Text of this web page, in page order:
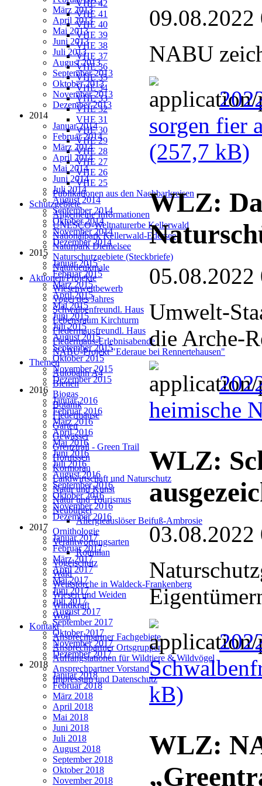
VHE 42
VHE 41
VHE 40
VHE 39
VHE 38
VHE 37
VHE 36
VHE 35
VHE 34
VHE 33
VHE 32
VHE 31
VHE 30
VHE 29
VHE 28
VHE 27
VHE 26
VHE 25
Publikationen aus den Nachbarkreisen
Schutzgebiete
Allgemeine Informationen
UNESCO-Weltnaturerbe Kellerwald
Nationalpark Kellerwald-Edersee
Naturpark Diemelsee
Naturschutzgebiete (Steckbriefe)
Naturdenkmale
Aktionen/Projekte
Wiesenwettbewerb
Vogel des Jahres
Schwalbenfreundl. Haus
Lebensraum Kirchturm
Fledermausfreundl. Haus
Fledermaus-Erlebnisabende
NABU-Projekt "Ederaue bei Rennertehausen"
Themen
Autobahn A4
Bienen
Biogas
Botanik
Fledermäuse
Garten
Gewässer
Grenztrail - Green Trail
Hornissen
Kormoran
Landwirtschaft und Naturschutz
Natur und Kunst
Natur und Tourismus
Neubürger
Allergieauslöser Beifuß-Ambrosie
Ornithologie
Verantwortungsarten
Rotmilan
Vogelschutz
Wald
Weißstörche in Waldeck-Frankenberg
Wiesen und Weiden
Windkraft
Wolf
Kontakt
Ansprechpartner Fachgebiete
Ansprechpartner Ortsgruppen
Auffangstationen für Wildtiere & Wildvögel
Ansprechpartner Vorstand
Impressum und Datenschutz
März 2013
April 2013
Mai 2013
Juni 2013
Juli 2013
August 2013
September 2013
Oktober 2013
November 2013
Dezember 2013
2014
Januar 2014
Februar 2014
März 2014
April 2014
Mai 2014
Juni 2014
Juli 2014
August 2014
September 2014
Oktober 2014
November 2014
Dezember 2014
2015
Januar 2015
Februar 2015
März 2015
April 2015
Mai 2015
Juni 2015
Juli 2015
August 2015
September 2015
Oktober 2015
November 2015
Dezember 2015
2016
Januar 2016
Februar 2016
März 2016
April 2016
Mai 2016
Juni 2016
Juli 2016
August 2016
September 2016
Oktober 2016
November 2016
Dezember 2016
2017
Januar 2017
Februar 2017
März 2017
April 2017
Mai 2017
Juni 2017
Juli 2017
August 2017
September 2017
Oktober 2017
November 2017
Dezember 2017
2018
Januar 2018
Februar 2018
März 2018
April 2018
Mai 2018
Juni 2018
Juli 2018
August 2018
September 2018
Oktober 2018
November 2018
09.08.2022
NABU
sorgen fier
(257,7 kB)
WLZ:
05.08.2022
Umwelt-
die Arche-
heimische
WLZ:
03.08.2022
kB)
WLZ: